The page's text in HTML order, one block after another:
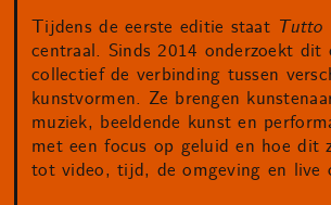
Tijdens de eerste editie staat Tutto
centraal. Sinds 2014 onderzoekt dit
collectief de verbinding tussen
kunstvormen. Ze brengen
muziek, beeldende kunst en
met een focus op geluid en hoe dit
tot video, tijd, de omgeving en live